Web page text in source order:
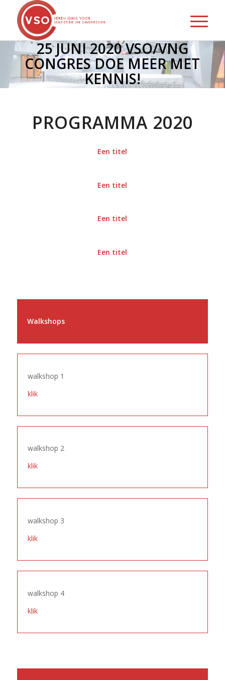
25 JUNI 2020 VSO/VNG
CONGRES DOE MEER MET
KENNIS!
voor gemeenten
PROGRAMMA 2020
Een titel
Een titel
Een titel
Een titel
Walkshops
walkshop 1
klik
walkshop 2
klik
walkshop 3
klik
walkshop 4
klik